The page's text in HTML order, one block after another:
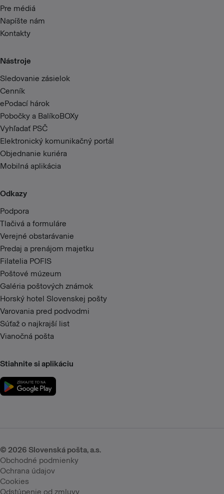
Pre médiá
Napíšte nám
Kontakty
Nástroje
Sledovanie zásielok
Cenník
ePodací hárok
Pobočky a BalíkoBOXy
Vyhľadať PSČ
Elektronický komunikačný portál
Objednanie kuriéra
Mobilná aplikácia
Odkazy
Podpora
Tlačivá a formuláre
Verejné obstarávanie
Predaj a prenájom majetku
Filatelia POFIS
Poštové múzeum
Galéria poštových známok
Horský hotel Slovenskej pošty
Varovania pred podvodmi
Súťaž o najkrajší list
Vianočná pošta
Stiahnite si aplikáciu
© 2026 Slovenská pošta, a.s.
Obchodné podmienky
Ochrana údajov
Cookies
Odstúpenie od zmluvy